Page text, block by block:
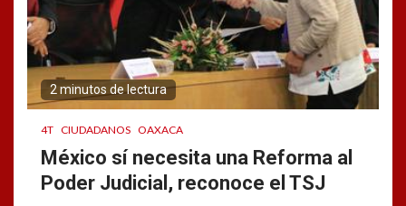
2 minutos de lectura
4T CIUDADANOS OAXACA
México sí necesita una Reforma al
Poder Judicial, reconoce el TSJ